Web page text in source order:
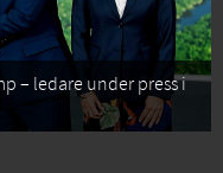
– ledare under press i